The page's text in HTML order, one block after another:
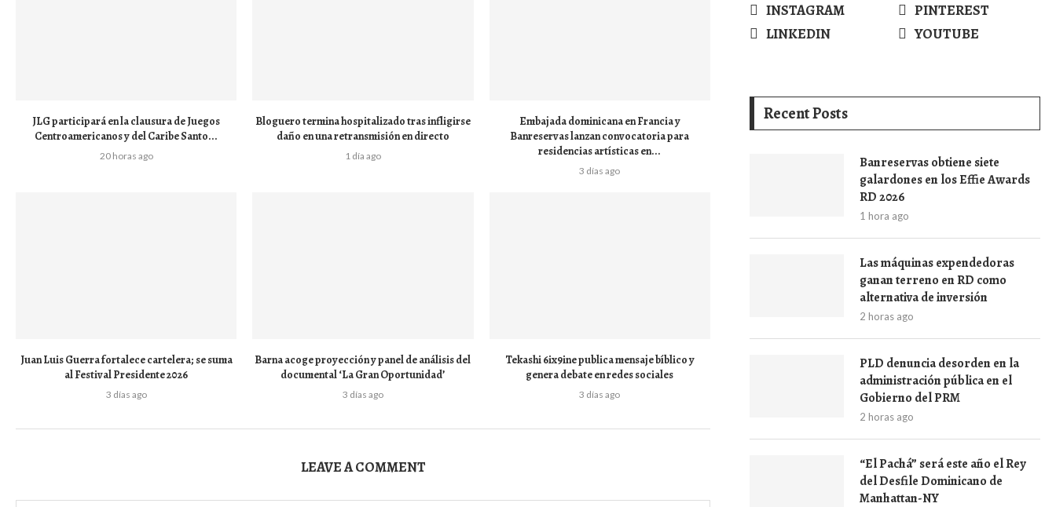
JLG participará en la clausura de Juegos
Centroamericanos y del Caribe Santo...
20 horas ago
Bloguero termina hospitalizado tras infligirse
daño en una retransmisión en directo
1 día ago
Embajada dominicana en Francia y
Banreservas lanzan convocatoria para
residencias artísticas en...
3 días ago
Juan Luis Guerra fortalece cartelera; se suma
al Festival Presidente 2026
3 días ago
Barna acoge proyección y panel de análisis del
documental ‘La Gran Oportunidad’
3 días ago
Tekashi 6ix9ine publica mensaje bíblico y
genera debate en redes sociales
3 días ago
LEAVE A COMMENT
INSTAGRAM
PINTEREST
LINKEDIN
YOUTUBE
Recent Posts
Banreservas obtiene siete
galardones en los Effie Awards
RD 2026
1 hora ago
Las máquinas expendedoras
ganan terreno en RD como
alternativa de inversión
2 horas ago
PLD denuncia desorden en la
administración pública en el
Gobierno del PRM
2 horas ago
“El Pachá” será este año el Rey
del Desfile Dominicano de
Manhattan-NY